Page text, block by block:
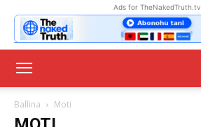
Ads for TheNakedTruth.tv
Ballina Moti